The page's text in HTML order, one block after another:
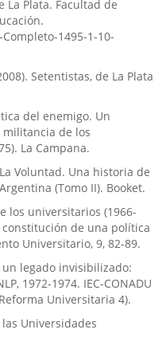
La Plata. Facultad de
1495-1-10-
Setentistas, de La Plata
del enemigo. Un
de los
La Campana.
Voluntad. Una historia de
(Tomo II). Booket.
los universitarios (1966-
de una política
Universitario, 9, 82-89.
un legado invisibilizado:
1972-1974. IEC-CONADU
Universitaria 4).
Universidades